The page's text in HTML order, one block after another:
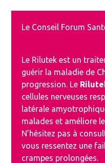
Le Conseil Forum
Le Rilutek est un
guérir la maladie de
progression. Le
cellules nerveuses
latérale
malades et améliore
N’hésitez pas à
vous ressentez une
crampes prolongées.